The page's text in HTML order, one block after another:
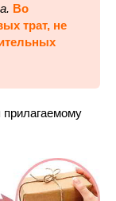
Во
трат, не
прилагаемому